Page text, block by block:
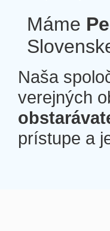
Máme
Naša
verejných
prístupe a